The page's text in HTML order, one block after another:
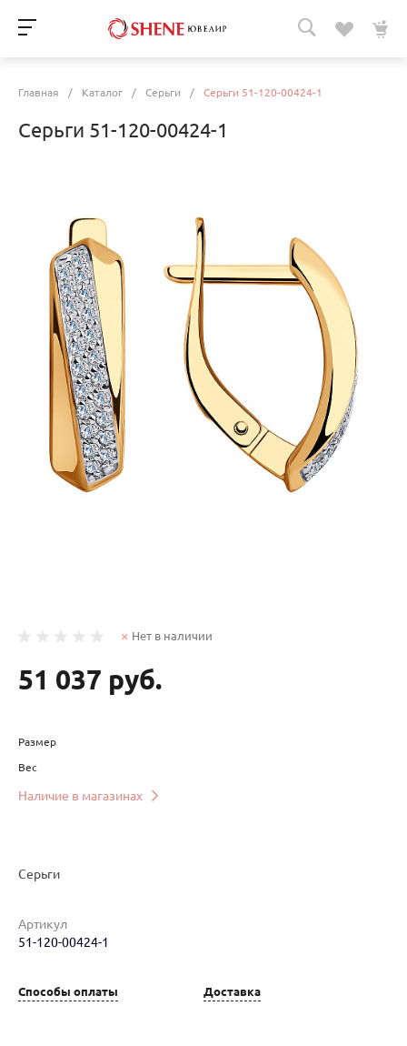
Главная / Каталог / Серьги / Серьги 51-120-00424-1
Серьги 51-120-00424-1
Нет в наличии
51 037 руб.
Размер
Вес
Наличие в магазинах
Наименование товара
Серьги (30124523) 0
Серьги
Артикул
51-120-00424-1
Способы оплаты Доставка